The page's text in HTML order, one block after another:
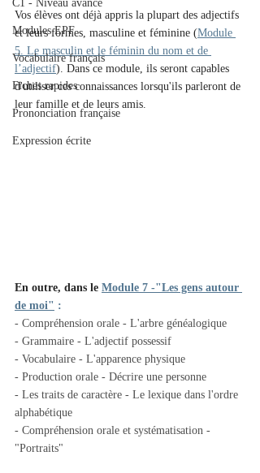
C1 - Niveau avancé
Modules EPF
Vocabulaire français
Fiches rapides
Prononciation française
Expression écrite
Vos élèves ont déjà appris la plupart des adjectifs
et leurs formes, masculine et féminine (Module
5. Le masculin et le féminin du nom et de
l’adjectif). Dans ce module, ils seront capables
d'utiliser ces connaissances lorsqu'ils parleront de
leur famille et de leurs amis.
En outre, dans le Module 7 -"Les gens autour
de moi" :
- Compréhension orale - L'arbre généalogique
- Grammaire - L'adjectif possessif
- Vocabulaire - L'apparence physique
- Production orale - Décrire une personne
- Les traits de caractère - Le lexique dans l'ordre
alphabétique
- Compréhension orale et systématisation -
"Portraits"